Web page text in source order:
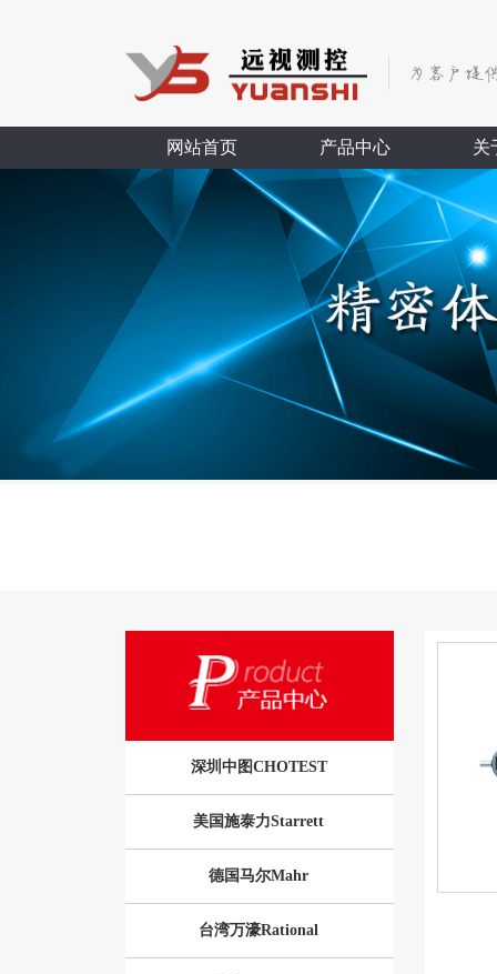
网站首页 产品中心 关
深圳中图CHOTEST
美国施泰力Starrett
德国马尔Mahr
台湾万濠Rational